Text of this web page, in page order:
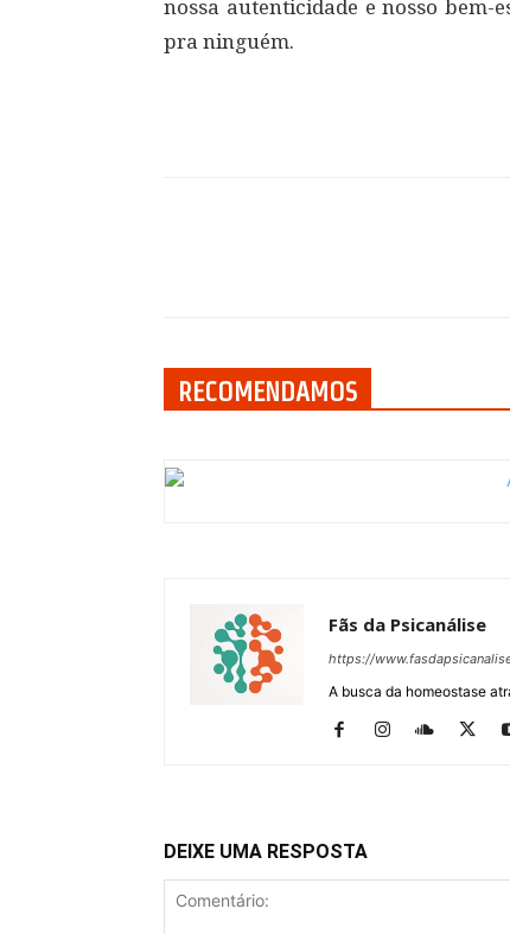
nossa autenticidade e nosso bem-
pra ninguém.
RECOMENDAMOS
Fãs da Psicanálise
https://
A busca da homeostase
DEIXE UMA RESPOSTA